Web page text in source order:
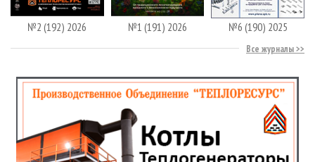
№2 (192) 2026 №1 (191) 2026 №6 (190) 2025
Все журналы